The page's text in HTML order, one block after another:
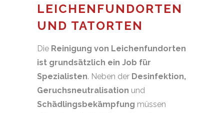
LEICHENFUNDORTEN
UND TATORTEN
Die Reinigung von Leichenfundorten
ist grundsätzlich ein Job für
Spezialisten. Neben der Desinfektion,
Geruchsneutralisation und
Schädlingsbekämpfung müssen